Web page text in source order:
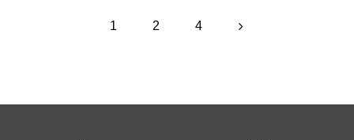
1 2 4 次